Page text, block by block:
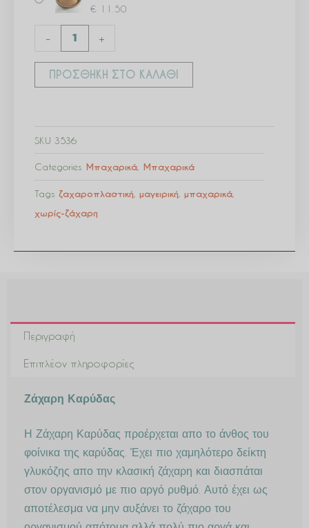
€ 11.50
- +
ΠΡΟΣΘΉΚΗ ΣΤΟ ΚΑΛΆΘΙ
SKU 3536
Categories Μπαχαρικά, Μπαχαρικά
Tags ζαχαροπλαστική, μαγειρική, μπαχαρικά,
χωρίς-ζάχαρη
Περιγραφή
Επιπλέον πληροφορίες
Ζάχαρη Καρύδας
Η Ζάχαρη Καρύδας προέρχεται απο το άνθος του
φοίνικα της καρύδας. Έχει πιο χαμηλότερο δείκτη
γλυκόζης απο την κλασική ζάχαρη και διασπάται
στον οργανισμό με πιο αργό ρυθμό. Αυτό έχει ως
αποτέλεσμα να μην αυξάνει το ζάχαρο του